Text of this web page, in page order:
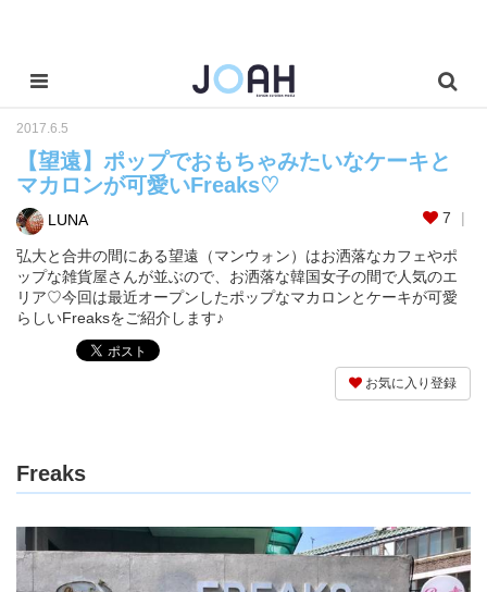
2017.6.5
【望遠】ポップでおもちゃみたいなケーキと
マカロンが可愛いFreaks♡
LUNA 7
弘大と合井の間にある望遠（マンウォン）はお洒落なカフェやポ
ップな雑貨屋さんが並ぶので、お洒落な韓国女子の間で人気のエ
リア♡今回は最近オープンしたポップなマカロンとケーキが可愛
らしいFreaksをご紹介します♪
お気に入り登録
Freaks